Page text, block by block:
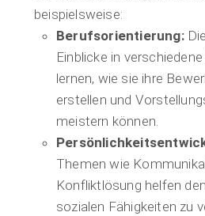
beispielsweise:
Berufsorientierung:
Einblicke in
lernen, wie sie ihre
erstellen und
meistern können.
Themen wie
Konfliktlösung helfen
sozialen Fähigkeiten zu